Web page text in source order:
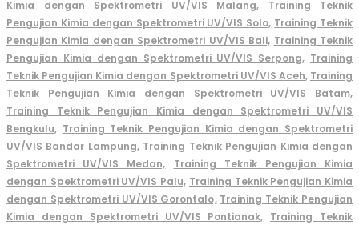
Kimia dengan Spektrometri UV/VIS Malang,
Training Teknik
Pengujian Kimia dengan Spektrometri UV/VIS Solo, Training Teknik
Pengujian Kimia dengan Spektrometri UV/VIS Bali, Training Teknik
Pengujian Kimia dengan Spektrometri UV/VIS Serpong, Training
Teknik Pengujian Kimia dengan Spektrometri UV/VIS Aceh, Training
Teknik Pengujian Kimia dengan Spektrometri UV/VIS Batam,
Training Teknik Pengujian Kimia dengan Spektrometri UV/VIS
Bengkulu, Training Teknik Pengujian Kimia dengan Spektrometri
UV/VIS Bandar Lampung, Training Teknik Pengujian Kimia dengan
Spektrometri UV/VIS Medan,
Training Teknik Pengujian Kimia
dengan Spektrometri UV/VIS Palu, Training Teknik Pengujian Kimia
dengan Spektrometri UV/VIS Gorontalo, Training Teknik Pengujian
Kimia dengan Spektrometri UV/VIS Pontianak, Training Teknik